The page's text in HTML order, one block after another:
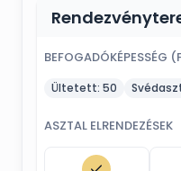
BEFOGADÓKÉPESSÉG
Ültetett: 50
ASZTAL ELRENDEZÉSEK